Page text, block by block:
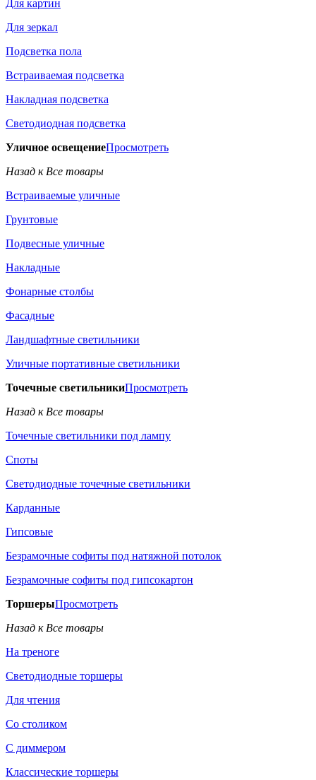
Для картин
Для зеркал
Подсветка пола
Встраиваемая подсветка
Накладная подсветка
Светодиодная подсветка
Уличное освещениеПросмотреть
Назад к Все товары
Встраиваемые уличные
Грунтовые
Подвесные уличные
Накладные
Фонарные столбы
Фасадные
Ландшафтные светильники
Уличные портативные светильники
Точечные светильникиПросмотреть
Назад к Все товары
Точечные светильники под лампу
Споты
Светодиодные точечные светильники
Карданные
Гипсовые
Безрамочные софиты под натяжной потолок
Безрамочные софиты под гипсокартон
ТоршерыПросмотреть
Назад к Все товары
На треноге
Светодиодные торшеры
Для чтения
Со столиком
С диммером
Классические торшеры